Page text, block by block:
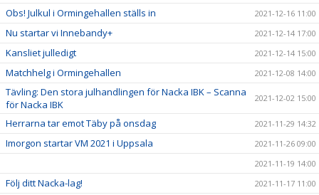
Obs! Julkul i Ormingehallen ställs in 2021-12-16 11:00
Nu startar vi Innebandy+ 2021-12-14 17:00
Kansliet julledigt 2021-12-14 15:00
Matchhelg i Ormingehallen 2021-12-08 14:00
Tävling: Den stora julhandlingen för Nacka IBK – Scanna
för Nacka IBK
2021-12-02 15:00
Herrarna tar emot Täby på onsdag 2021-11-29 14:32
Imorgon startar VM 2021 i Uppsala
2021-11-26 09:00
2021-11-19 14:00
Följ ditt Nacka-lag! 2021-11-17 11:00